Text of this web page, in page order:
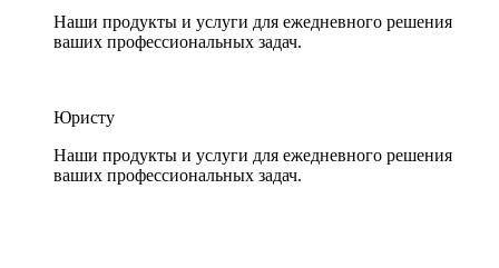
Наши продукты и услуги для ежедневного решения
ваших профессиональных задач.
Юристу
Наши продукты и услуги для ежедневного решения
ваших профессиональных задач.